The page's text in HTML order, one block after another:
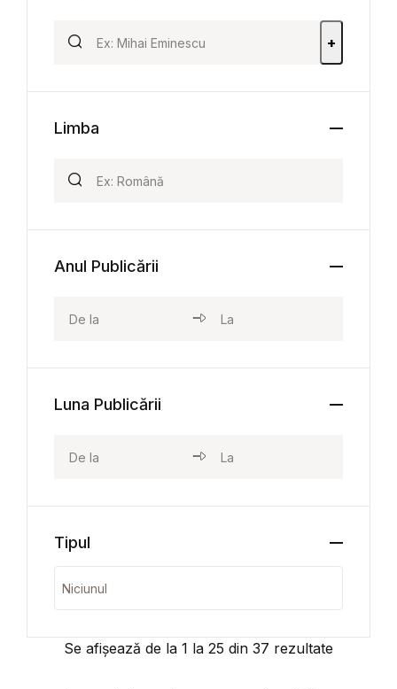
Se afișează de la 1 la 25 din 37 rezultate
+
Limba
Anul Publicării
Luna Publicării
Tipul